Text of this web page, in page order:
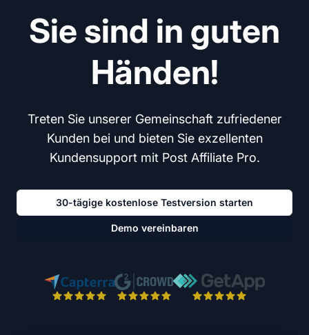
Sie sind in guten
Händen!
Treten Sie unserer Gemeinschaft zufriedener
Kunden bei und bieten Sie exzellenten
Kundensupport mit Post Affiliate Pro.
30-tägige kostenlose Testversion starten
Demo vereinbaren